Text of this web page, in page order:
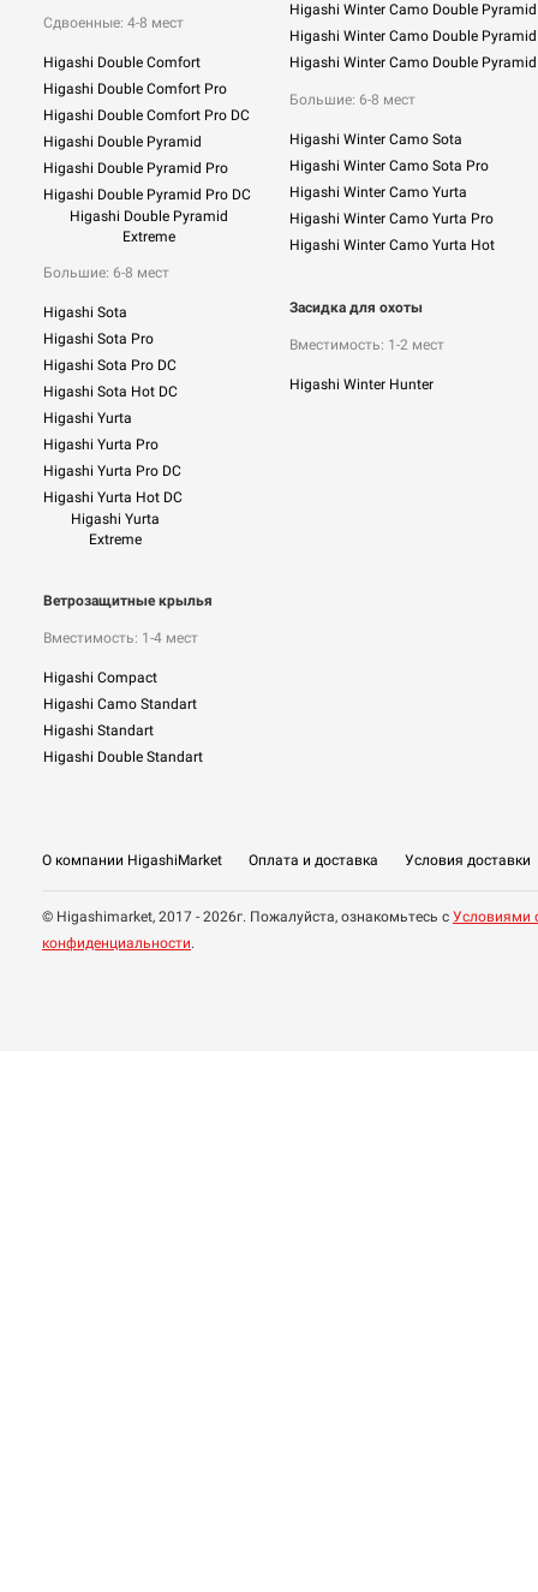
Сдвоенные: 4-8 мест
Higashi Double Comfort
Higashi Double Comfort Pro
Higashi Double Comfort Pro DC
Higashi Double Pyramid
Higashi Double Pyramid Pro
Higashi Double Pyramid Pro DC
Higashi Double Pyramid
Extreme
Большие: 6-8 мест
Higashi Sota
Higashi Sota Pro
Higashi Sota Pro DC
Higashi Sota Hot DC
Higashi Yurta
Higashi Yurta Pro
Higashi Yurta Pro DC
Higashi Yurta Hot DC
Higashi Yurta
Extreme
Ветрозащитные крылья
Вместимость: 1-4 мест
Higashi Compact
Higashi Camo Standart
Higashi Standart
Higashi Double Standart
Higashi Winter Camo Double Pyramid
Higashi Winter Camo Double
Higashi Winter Camo Double
Большие: 6-8 мест
Higashi Winter Camo Sota
Higashi Winter Camo Sota Pro
Higashi Winter Camo Yurta
Higashi Winter Camo Yurta Pro
Higashi Winter Camo Yurta Hot
Засидка для охоты
Вместимость: 1-2 мест
Higashi Winter Hunter
О компании HigashiMarket Оплата и доставка Условия доставки
© Higashimarket, 2017 - 2026г. Пожалуйста, ознакомьтесь с Условиями
конфиденциальности.